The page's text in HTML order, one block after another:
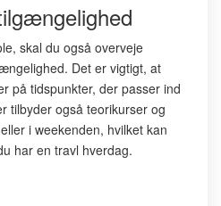
skal du også overveje
Det er vigtigt, at
på tidspunkter, der passer ind
tilbyder også teorikurser og
i weekenden, hvilket kan
har en travl hverdag.